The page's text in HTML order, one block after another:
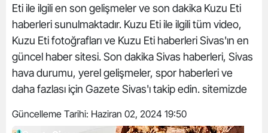
Eti ile ilgili en son gelişmeler ve son dakika Kuzu Eti
haberleri sunulmaktadır. Kuzu Eti ile ilgili tüm video,
Kuzu Eti fotoğrafları ve Kuzu Eti haberleri Sivas'ın en
güncel haber sitesi. Son dakika Sivas haberleri, Sivas
hava durumu, yerel gelişmeler, spor haberleri ve
daha fazlası için Gazete Sivas'ı takip edin. sitemizde
Güncelleme Tarihi: Haziran 02, 2024 19:50